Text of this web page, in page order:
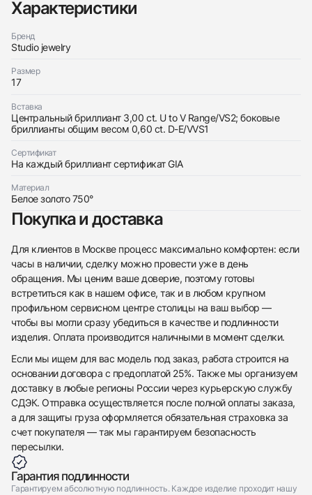
Характеристики
Бренд
Studio jewelry
Размер
17
Вставка
Центральный бриллиант 3,00 ct. U to V Range/VS2; боковые
бриллианты общим весом 0,60 ct. D-E/VVS1
Сертификат
На каждый бриллиант сертификат GIA
Материал
Белое золото 750°
Покупка и доставка
Для клиентов в Москве процесс максимально комфортен: если
часы в наличии, сделку можно провести уже в день
обращения. Мы ценим ваше доверие, поэтому готовы
встретиться как в нашем офисе, так и в любом крупном
профильном сервисном центре столицы на ваш выбор —
чтобы вы могли сразу убедиться в качестве и подлинности
изделия. Оплата производится наличными в момент сделки.
Если мы ищем для вас модель под заказ, работа строится на
основании договора с предоплатой 25%. Также мы организуем
доставку в любые регионы России через курьерскую службу
СДЭК. Отправка осуществляется после полной оплаты заказа,
а для защиты груза оформляется обязательная страховка за
счет покупателя — так мы гарантируем безопасность
пересылки.
Гарантия подлинности
Гарантируем абсолютную подлинность. Каждое изделие проходит нашу
Купить эти часы
с вами
Studio jewelry
$15,150
Отправить заявку
Трейд-ин часов
Оставьте ваши контактные данные и мы свяжемся
с вами
НовыеКоробка + Документы
Приложите фото ваших часов…
Отправить заявку